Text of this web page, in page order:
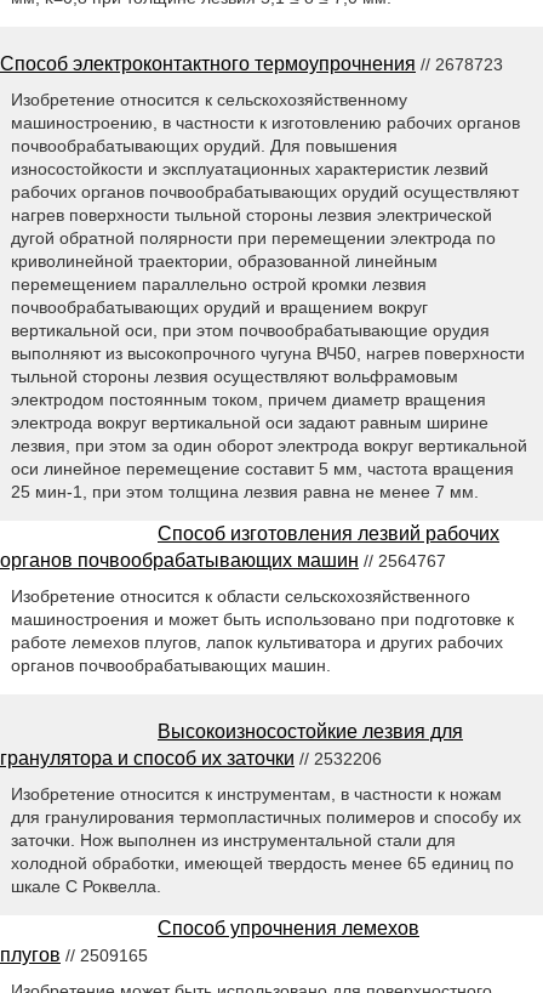
Способ электроконтактного термоупрочнения // 2678723
Изобретение относится к сельскохозяйственному
машиностроению, в частности к изготовлению рабочих органов
почвообрабатывающих орудий. Для повышения
износостойкости и эксплуатационных характеристик лезвий
рабочих органов почвообрабатывающих орудий осуществляют
нагрев поверхности тыльной стороны лезвия электрической
дугой обратной полярности при перемещении электрода по
криволинейной траектории, образованной линейным
перемещением параллельно острой кромки лезвия
почвообрабатывающих орудий и вращением вокруг
вертикальной оси, при этом почвообрабатывающие орудия
выполняют из высокопрочного чугуна ВЧ50, нагрев поверхности
тыльной стороны лезвия осуществляют вольфрамовым
электродом постоянным током, причем диаметр вращения
электрода вокруг вертикальной оси задают равным ширине
лезвия, при этом за один оборот электрода вокруг вертикальной
оси линейное перемещение составит 5 мм, частота вращения
25 мин-1, при этом толщина лезвия равна не менее 7 мм.
Способ изготовления лезвий рабочих
органов почвообрабатывающих машин // 2564767
Изобретение относится к области сельскохозяйственного
машиностроения и может быть использовано при подготовке к
работе лемехов плугов, лапок культиватора и других рабочих
органов почвообрабатывающих машин.
Высокоизносостойкие лезвия для
гранулятора и способ их заточки // 2532206
Изобретение относится к инструментам, в частности к ножам
для гранулирования термопластичных полимеров и способу их
заточки. Нож выполнен из инструментальной стали для
холодной обработки, имеющей твердость менее 65 единиц по
шкале С Роквелла.
Способ упрочнения лемехов
плугов // 2509165